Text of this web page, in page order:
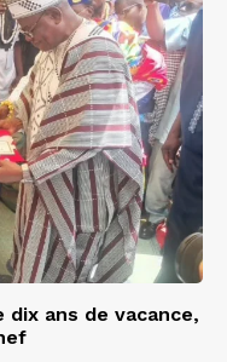
ans de vacance,